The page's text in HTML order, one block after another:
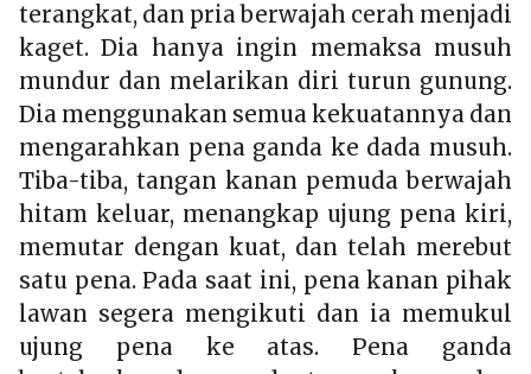
terangkat, dan pria berwajah cerah menjadi
kaget. Dia hanya ingin memaksa musuh
mundur dan melarikan diri turun gunung.
Dia menggunakan semua kekuatannya dan
mengarahkan pena ganda ke dada musuh.
Tiba-tiba, tangan kanan pemuda berwajah
hitam keluar, menangkap ujung pena kiri,
memutar dengan kuat, dan telah merebut
satu pena. Pada saat ini, pena kanan pihak
lawan segera mengikuti dan ia memukul
ujung pena ke atas. Pena ganda